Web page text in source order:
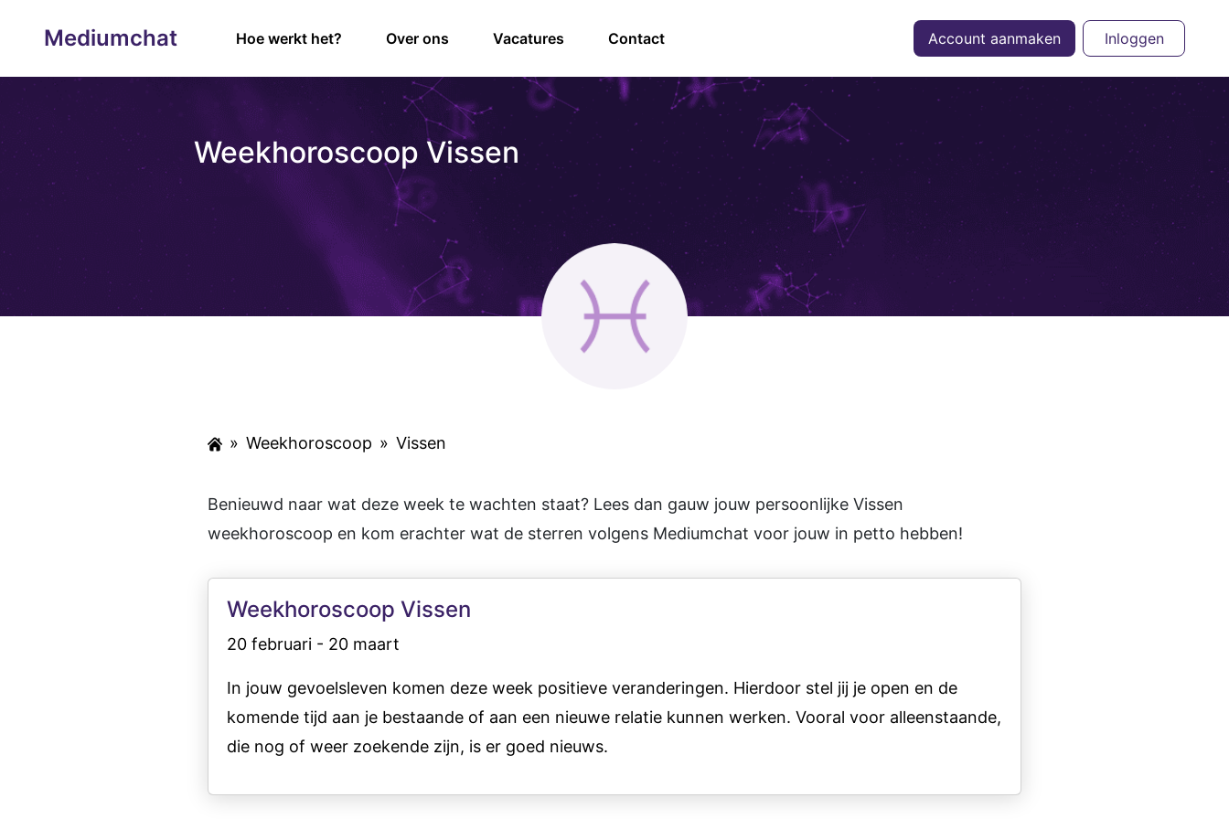
Mediumchat Hoe werkt het? Over ons Vacatures Contact Account aanmaken Inloggen
Weekhoroscoop Vissen
» Weekhoroscoop » Vissen
Benieuwd naar wat deze week te wachten staat? Lees dan gauw jouw persoonlijke Vissen
weekhoroscoop en kom erachter wat de sterren volgens Mediumchat voor jouw in petto hebben!
Weekhoroscoop Vissen
20 februari - 20 maart
In jouw gevoelsleven komen deze week positieve veranderingen. Hierdoor stel jij je open en de
komende tijd aan je bestaande of aan een nieuwe relatie kunnen werken. Vooral voor alleenstaande,
die nog of weer zoekende zijn, is er goed nieuws.